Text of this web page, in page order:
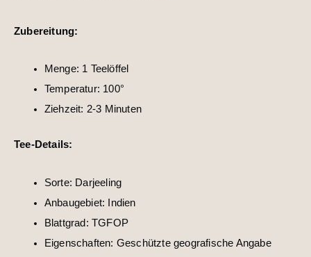
Zubereitung:
Menge: 1 Teelöffel
Temperatur: 100°
Ziehzeit: 2-3 Minuten
Tee-Details:
Sorte: Darjeeling
Anbaugebiet: Indien
Blattgrad: TGFOP
Eigenschaften: Geschützte geografische Angabe